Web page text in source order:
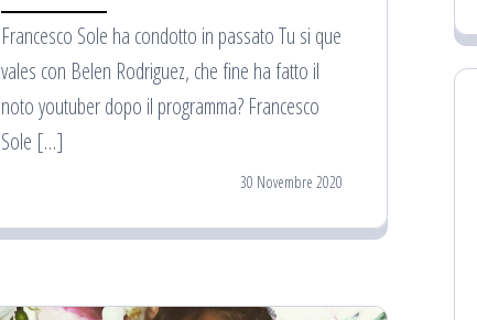
Francesco Sole ha condotto in passato Tu si que
vales con Belen Rodriguez, che fine ha fatto il
noto youtuber dopo il programma? Francesco
Sole […]
30 Novembre 2020